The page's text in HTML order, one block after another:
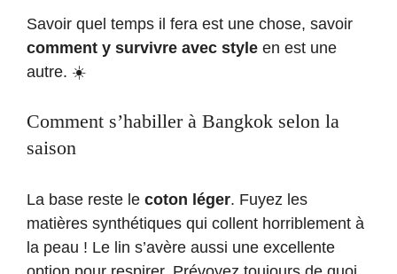
Savoir quel temps il fera est une chose, savoir
comment y survivre avec style en est une
autre. ☀️
Comment s’habiller à Bangkok selon la
saison
La base reste le coton léger. Fuyez les
matières synthétiques qui collent horriblement à
la peau ! Le lin s’avère aussi une excellente